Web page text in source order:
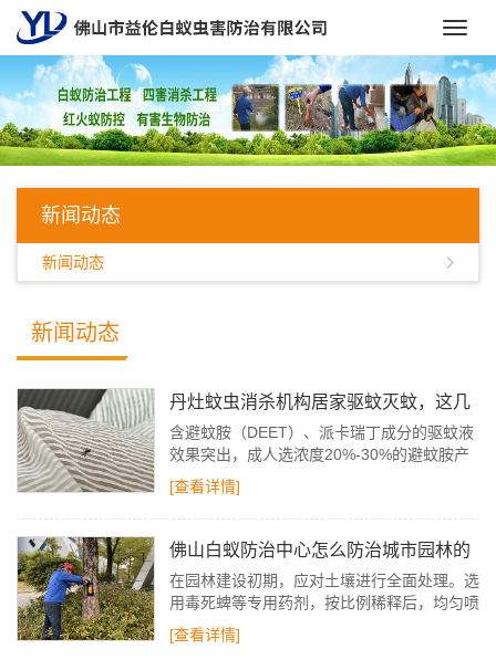
新闻动态
新闻动态
新闻动态
丹灶蚊虫消杀机构居家驱蚊灭蚊，这几
招很有效！
含避蚊胺（DEET）、派卡瑞丁成分的驱蚊液
效果突出，成人选浓度20%-30%的避蚊胺产
品，儿童和孕妇优先选派卡瑞丁款，涂抹在暴
露皮肤，每4-6小时补涂一次；若担心喷雾刺
激，可在室内放置电热蚊香液。
[查看详情]
佛山白蚁防治中心怎么防治城市园林的
白蚁
在园林建设初期，应对土壤进行全面处理。选
用毒死蜱等专用药剂，按比例稀释后，均匀喷
洒在种植区域的土壤中，形成一道化学防护屏
障。
[查看详情]